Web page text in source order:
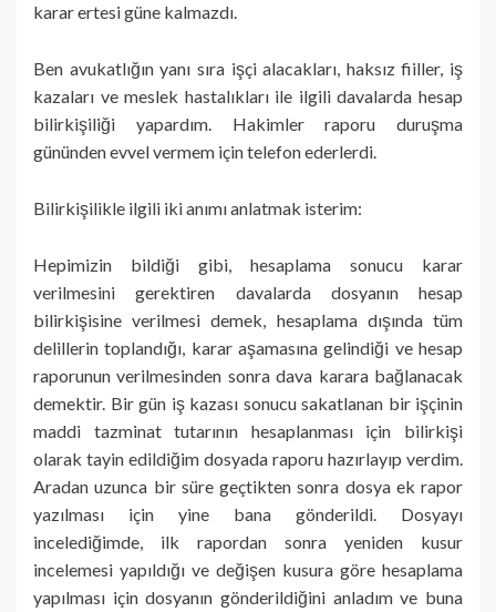
karar ertesi güne kalmazdı.
Ben avukatlığın yanı sıra işçi alacakları, haksız fiiller, iş
kazaları ve meslek hastalıkları ile ilgili davalarda hesap
bilirkişiliği yapardım. Hakimler raporu duruşma
gününden evvel vermem için telefon ederlerdi.
Bilirkişilikle ilgili iki anımı anlatmak isterim:
Hepimizin bildiği gibi, hesaplama sonucu karar
verilmesini gerektiren davalarda dosyanın hesap
bilirkişisine verilmesi demek, hesaplama dışında tüm
delillerin toplandığı, karar aşamasına gelindiği ve hesap
raporunun verilmesinden sonra dava karara bağlanacak
demektir. Bir gün iş kazası sonucu sakatlanan bir işçinin
maddi tazminat tutarının hesaplanması için bilirkişi
olarak tayin edildiğim dosyada raporu hazırlayıp verdim.
Aradan uzunca bir süre geçtikten sonra dosya ek rapor
yazılması için yine bana gönderildi. Dosyayı
incelediğimde, ilk rapordan sonra yeniden kusur
incelemesi yapıldığı ve değişen kusura göre hesaplama
yapılması için dosyanın gönderildiğini anladım ve buna